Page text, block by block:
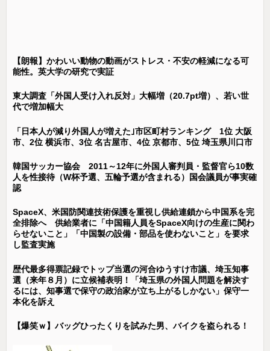
【朗報】かわいい動物の動画がストレス・不安の軽減になる可
能性。英大学の研究で実証
東大調査「外国人受け入れ反対」大幅増（20.7pt増）、若い世
代で増加幅大
「日本人が減り外国人が増えた｣市区町村ランキング 1位 大阪
市、2位 横浜市、3位 名古屋市、4位 京都市、5位 埼玉県川口市
韓国サッカー協会 2011～12年に外国人審判員・監督官ら10数
人を性接待（W杯予選、五輪予選が含まれる）国会議員が事実確
認
SpaceX、米国防関連技術保護を重視し供給連鎖から中国系を完
全排除へ 供給業者に「中国籍人員をSpaceX向けの生産に関わ
らせないこと」「中国製の設備・部品を使わないこと」を要求
し監査実施
歴代最多得票記録でトップ当選の河合ゆうすけ市議、埼玉知事
選（来年８月）に立候補表明！「埼玉県の外国人問題を解決す
るには、知事選で保守の政治家が立ち上がるしかない」保守一
本化を訴え
【爆笑ｗ】バッグひったくりを試みた男、バイクを盗られる！